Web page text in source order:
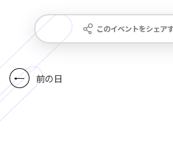
このイベントをシェア
前の日